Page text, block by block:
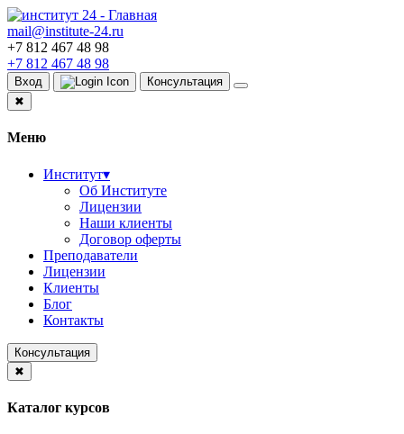
mail@institute-24.ru
+7 812 467 48 98
+7 812 467 48 98
Вход
Консультация
✖
Меню
Институт▾
Об Институте
Лицензии
Наши клиенты
Договор оферты
Преподаватели
Лицензии
Клиенты
Блог
Контакты
Консультация
✖
Каталог курсов